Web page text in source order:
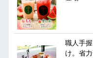
職人手
け。省